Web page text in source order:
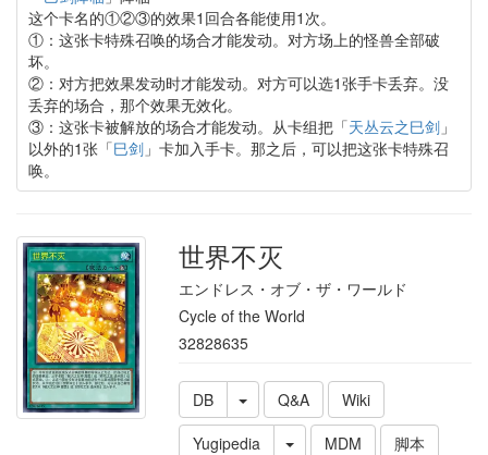
这个卡名的①②③的效果1回合各能使用1次。
①：这张卡特殊召唤的场合才能发动。对方场上的怪兽全部破
坏。
②：对方把效果发动时才能发动。对方可以选1张手卡丢弃。没
丢弃的场合，那个效果无效化。
③：这张卡被解放的场合才能发动。从卡组把「天丛云之巳剑」
以外的1张「巳剑」卡加入手卡。那之后，可以把这张卡特殊召
唤。
世界不灭
エンドレス・オブ・ザ・ワールド
Cycle of the World
32828635
DB Q&A
Wiki
Yugipedia
MDM
脚本